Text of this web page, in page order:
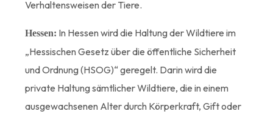
Verhaltensweisen der Tiere.
Hessen: In Hessen wird die Haltung der Wildtiere im
„Hessischen Gesetz über die öffentliche Sicherheit
und Ordnung (HSOG)“ geregelt. Darin wird die
private Haltung sämtlicher Wildtiere, die in einem
ausgewachsenen Alter durch Körperkraft, Gift oder